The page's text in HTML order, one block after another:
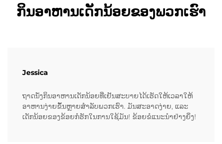
ກິນອາຫານເດັກນ້ອຍຂອງພວກເຮົາ
Jessica
ຖາດນັ່ງກິນອາຫານເດັກນ້ອຍທີ່ເຢັນສະບາຍໄດ້ເຮັດໃຫ້ເວລາໃຫ້
ອາຫານງ່າຍຂຶ້ນຫຼາຍສໍາລັບພວກເຮົາ. ມັນສະອາດງ່າຍ, ແລະ
ເດັກນ້ອຍຂອງຂ້ອຍກໍຮັກໃນການໃຊ້ມັນ! ຂ້ອຍຂໍແນະນໍາຢ່າງຍິ່ງ!